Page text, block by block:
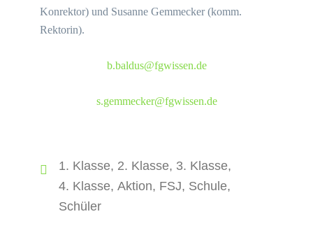
Konrektor) und Susanne Gemmecker (komm.
Rektorin).
b.baldus@fgwissen.de
s.gemmecker@fgwissen.de
1. Klasse, 2. Klasse, 3. Klasse,
4. Klasse,Aktion, FSJ, Schule,
Schüler